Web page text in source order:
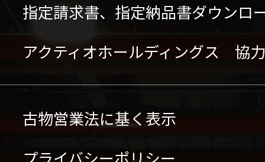
指定請求書、指定納品書ダウンロ
アクティオホールディングス 協
古物営業法に基く表示
プライバシーポリシー